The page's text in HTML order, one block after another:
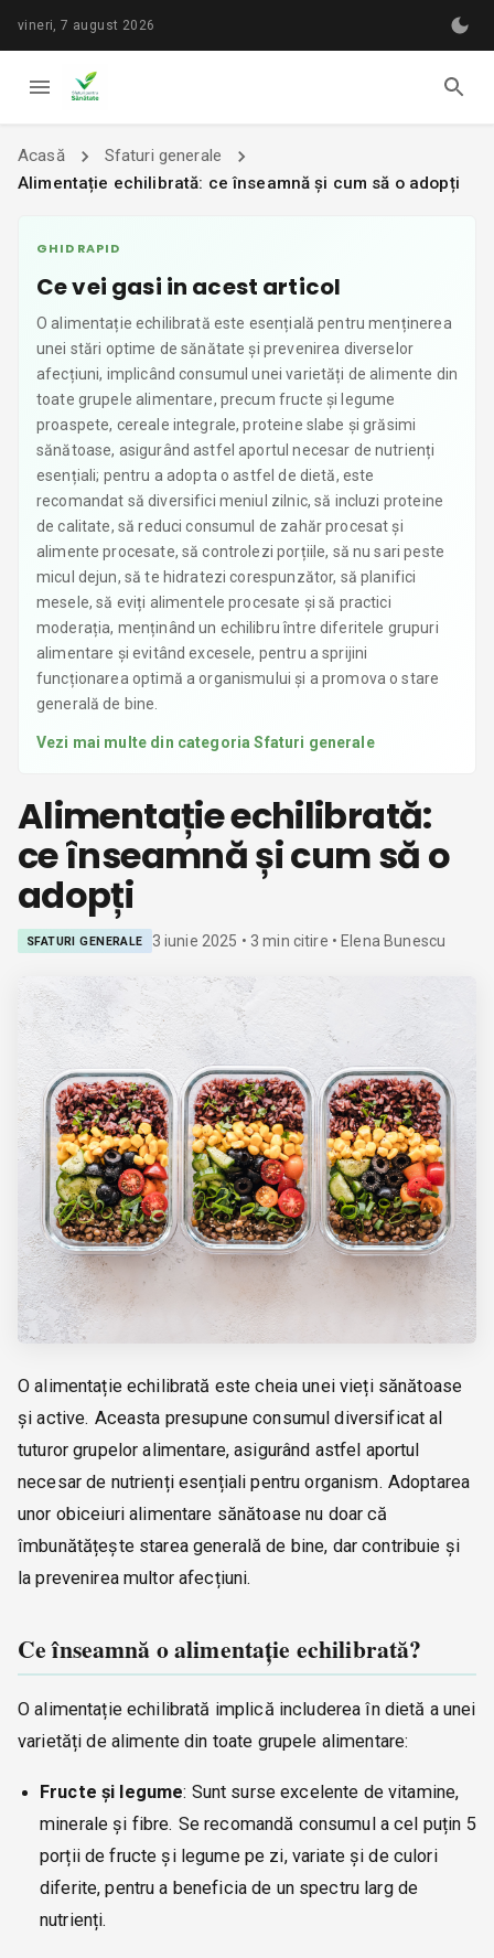
vineri, 7 august 2026
Acasă
Sfaturi generale
Alimentație echilibrată: ce înseamnă și cum să o adopți
GHID RAPID
Ce vei gasi in acest articol
O alimentație echilibrată este esențială pentru menținerea
unei stări optime de sănătate și prevenirea diverselor
afecțiuni, implicând consumul unei varietăți de alimente din
toate grupele alimentare, precum fructe și legume
proaspete, cereale integrale, proteine slabe și grăsimi
sănătoase, asigurând astfel aportul necesar de nutrienți
esențiali; pentru a adopta o astfel de dietă, este
recomandat să diversifici meniul zilnic, să incluzi proteine
de calitate, să reduci consumul de zahăr procesat și
alimente procesate, să controlezi porțiile, să nu sari peste
micul dejun, să te hidratezi corespunzător, să planifici
mesele, să eviți alimentele procesate și să practici
moderația, menținând un echilibru între diferitele grupuri
alimentare și evitând excesele, pentru a sprijini
funcționarea optimă a organismului și a promova o stare
generală de bine.
Vezi mai multe din categoriaSfaturi generale
Alimentație echilibrată:
ce înseamnă și cum să o
adopți
SFATURI GENERALE 3 iunie 2025 • 3 min citire • Elena Bunescu
O alimentație echilibrată este cheia unei vieți sănătoase
și active. Aceasta presupune consumul diversificat al
tuturor grupelor alimentare, asigurând astfel aportul
necesar de nutrienți esențiali pentru organism. Adoptarea
unor obiceiuri alimentare sănătoase nu doar că
îmbunătățește starea generală de bine, dar contribuie și
la prevenirea multor afecțiuni.
Ce înseamnă o alimentație echilibrată?
O alimentație echilibrată implică includerea în dietă a unei
varietăți de alimente din toate grupele alimentare:
Fructe și legume: Sunt surse excelente de vitamine,
minerale și fibre. Se recomandă consumul a cel puțin 5
porții de fructe și legume pe zi, variate și de culori
diferite, pentru a beneficia de un spectru larg de
nutrienți.